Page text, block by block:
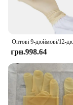
грн.998.64